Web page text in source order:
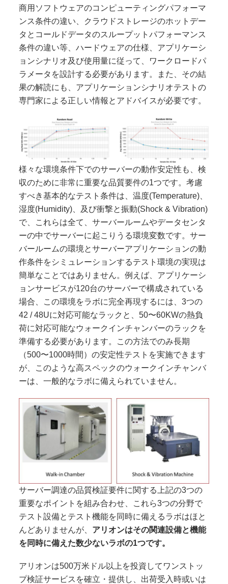
商用ソフトウェアのコンピューティングパフォーマ
ンス条件の違い、クラウドストレージのホットデー
タとコールドデータのスループットパフォーマンス
条件の違い等、ハードウェアの仕様、アプリケーシ
ョンシナリオ及び使用量に従って、ワークロードパ
ラメータを設計する必要があります。また、その結
果の解読にも、アプリケーションシナリオテストの
専門家による正しい情報とアドバイスが必要です。
様々な環境条件下でのサーバーの動作安定性も、検
収のために非常に重要な品質要件の1つです。考慮
すべき基本的なテスト条件は、温度(Temperature)、
湿度(Humidity)、及び衝撃と振動(Shock & Vibration)
で、これらは全て、サーバールームやデータセンタ
ーの中でサーバーに起こりうる環境変数です。サー
バールームの環境とサーバーアプリケーションの動
作条件をシミュレーションするテスト環境の実現は
簡単なことではありません。例えば、アプリケーシ
ョンサービスが120台のサーバーで構成されている
場合、この環境をラボに完全再現するには、3つの
42 / 48Uに対応可能なラックと、50〜60KWの熱負
荷に対応可能なウォークインチャンバーのラックを
準備する必要があります。この方法でのみ長期
（500〜1000時間）の安定性テストを実施できます
が、このような高スペックのウォークインチャンバ
ーは、一般的なラボに備えられていません。
サーバー調達の品質検証要件に関する上記の3つの
重要なポイントを組み合わせ、これら3つの分野で
テスト設備とテスト機能を同時に備えるラボはほと
んどありませんが、 アリオンはその関連設備と機能
を同時に備えた数少ないラボの1つです。
アリオンは500万米ドル以上を投資してワンストッ
プ検証サービスを確立・提供し、出荷受入時或いは